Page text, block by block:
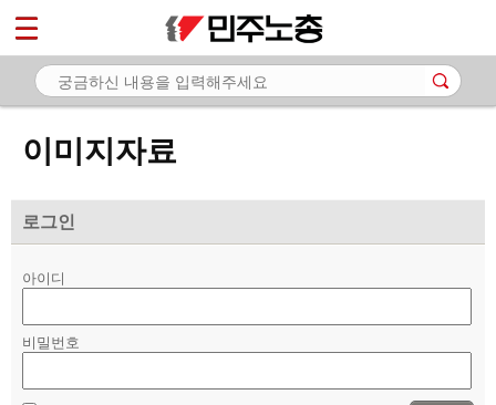
이미지자료
로그인
아이디
비밀번호
마이페이지
소개
노동상담
자료
- 미디어자료
- 카드뉴스